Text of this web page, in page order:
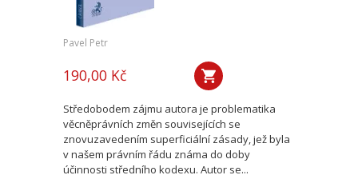
Pavel Petr
190,00 Kč
Středobodem zájmu autora je problematika
věcněprávních změn souvisejících se
znovuzavedením superficiální zásady, jež byla
v našem právním řádu známa do doby
účinnosti středního kodexu. Autor se...